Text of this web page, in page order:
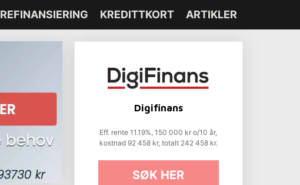
REFINANSIERING KREDITTKORT ARTIKLER
Digifinans
Eff. rente 11.19%, 150 000 kr o/10 år,
kostnad 92 458 kr, totalt 242 458 kr.
SØK HER